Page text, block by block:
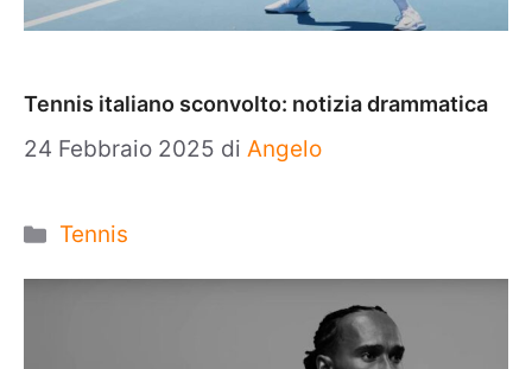
Tennis italiano sconvolto: notizia drammatica
24 Febbraio 2025 di Angelo
Categorie
Tennis